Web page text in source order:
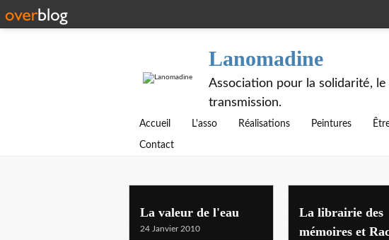
Lanomadine
Association pour la solidarité,
transmission.
Accueil L'asso Réalisations Peintures
Contact
La valeur de l'eau
24 Janvier 2010
La librairie des
mémoires et